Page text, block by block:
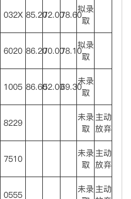
032X 85.2072.0078.60拟录
取
6020 86.2070.0078.10拟录
取
1005 86.6052.0069.30未录
取
8229
未录
取
主动
放弃
7510
未录
取
主动
放弃
0555
未录主动